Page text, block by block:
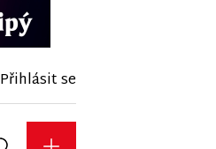
Přihlásit se